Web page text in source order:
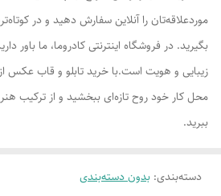
موردعلاقه‌تان را آنلاین سفارش دهید و در
بگیرید. در فروشگاه اینترنتی کادروما، ما باور
زیبایی و هویت است.با خرید تابلو و قاب عکس از
محل کار خود روح تازه‌ای ببخشید و از ترکیب
ببرید.
دسته‌بندی: بدون دسته‌بندی